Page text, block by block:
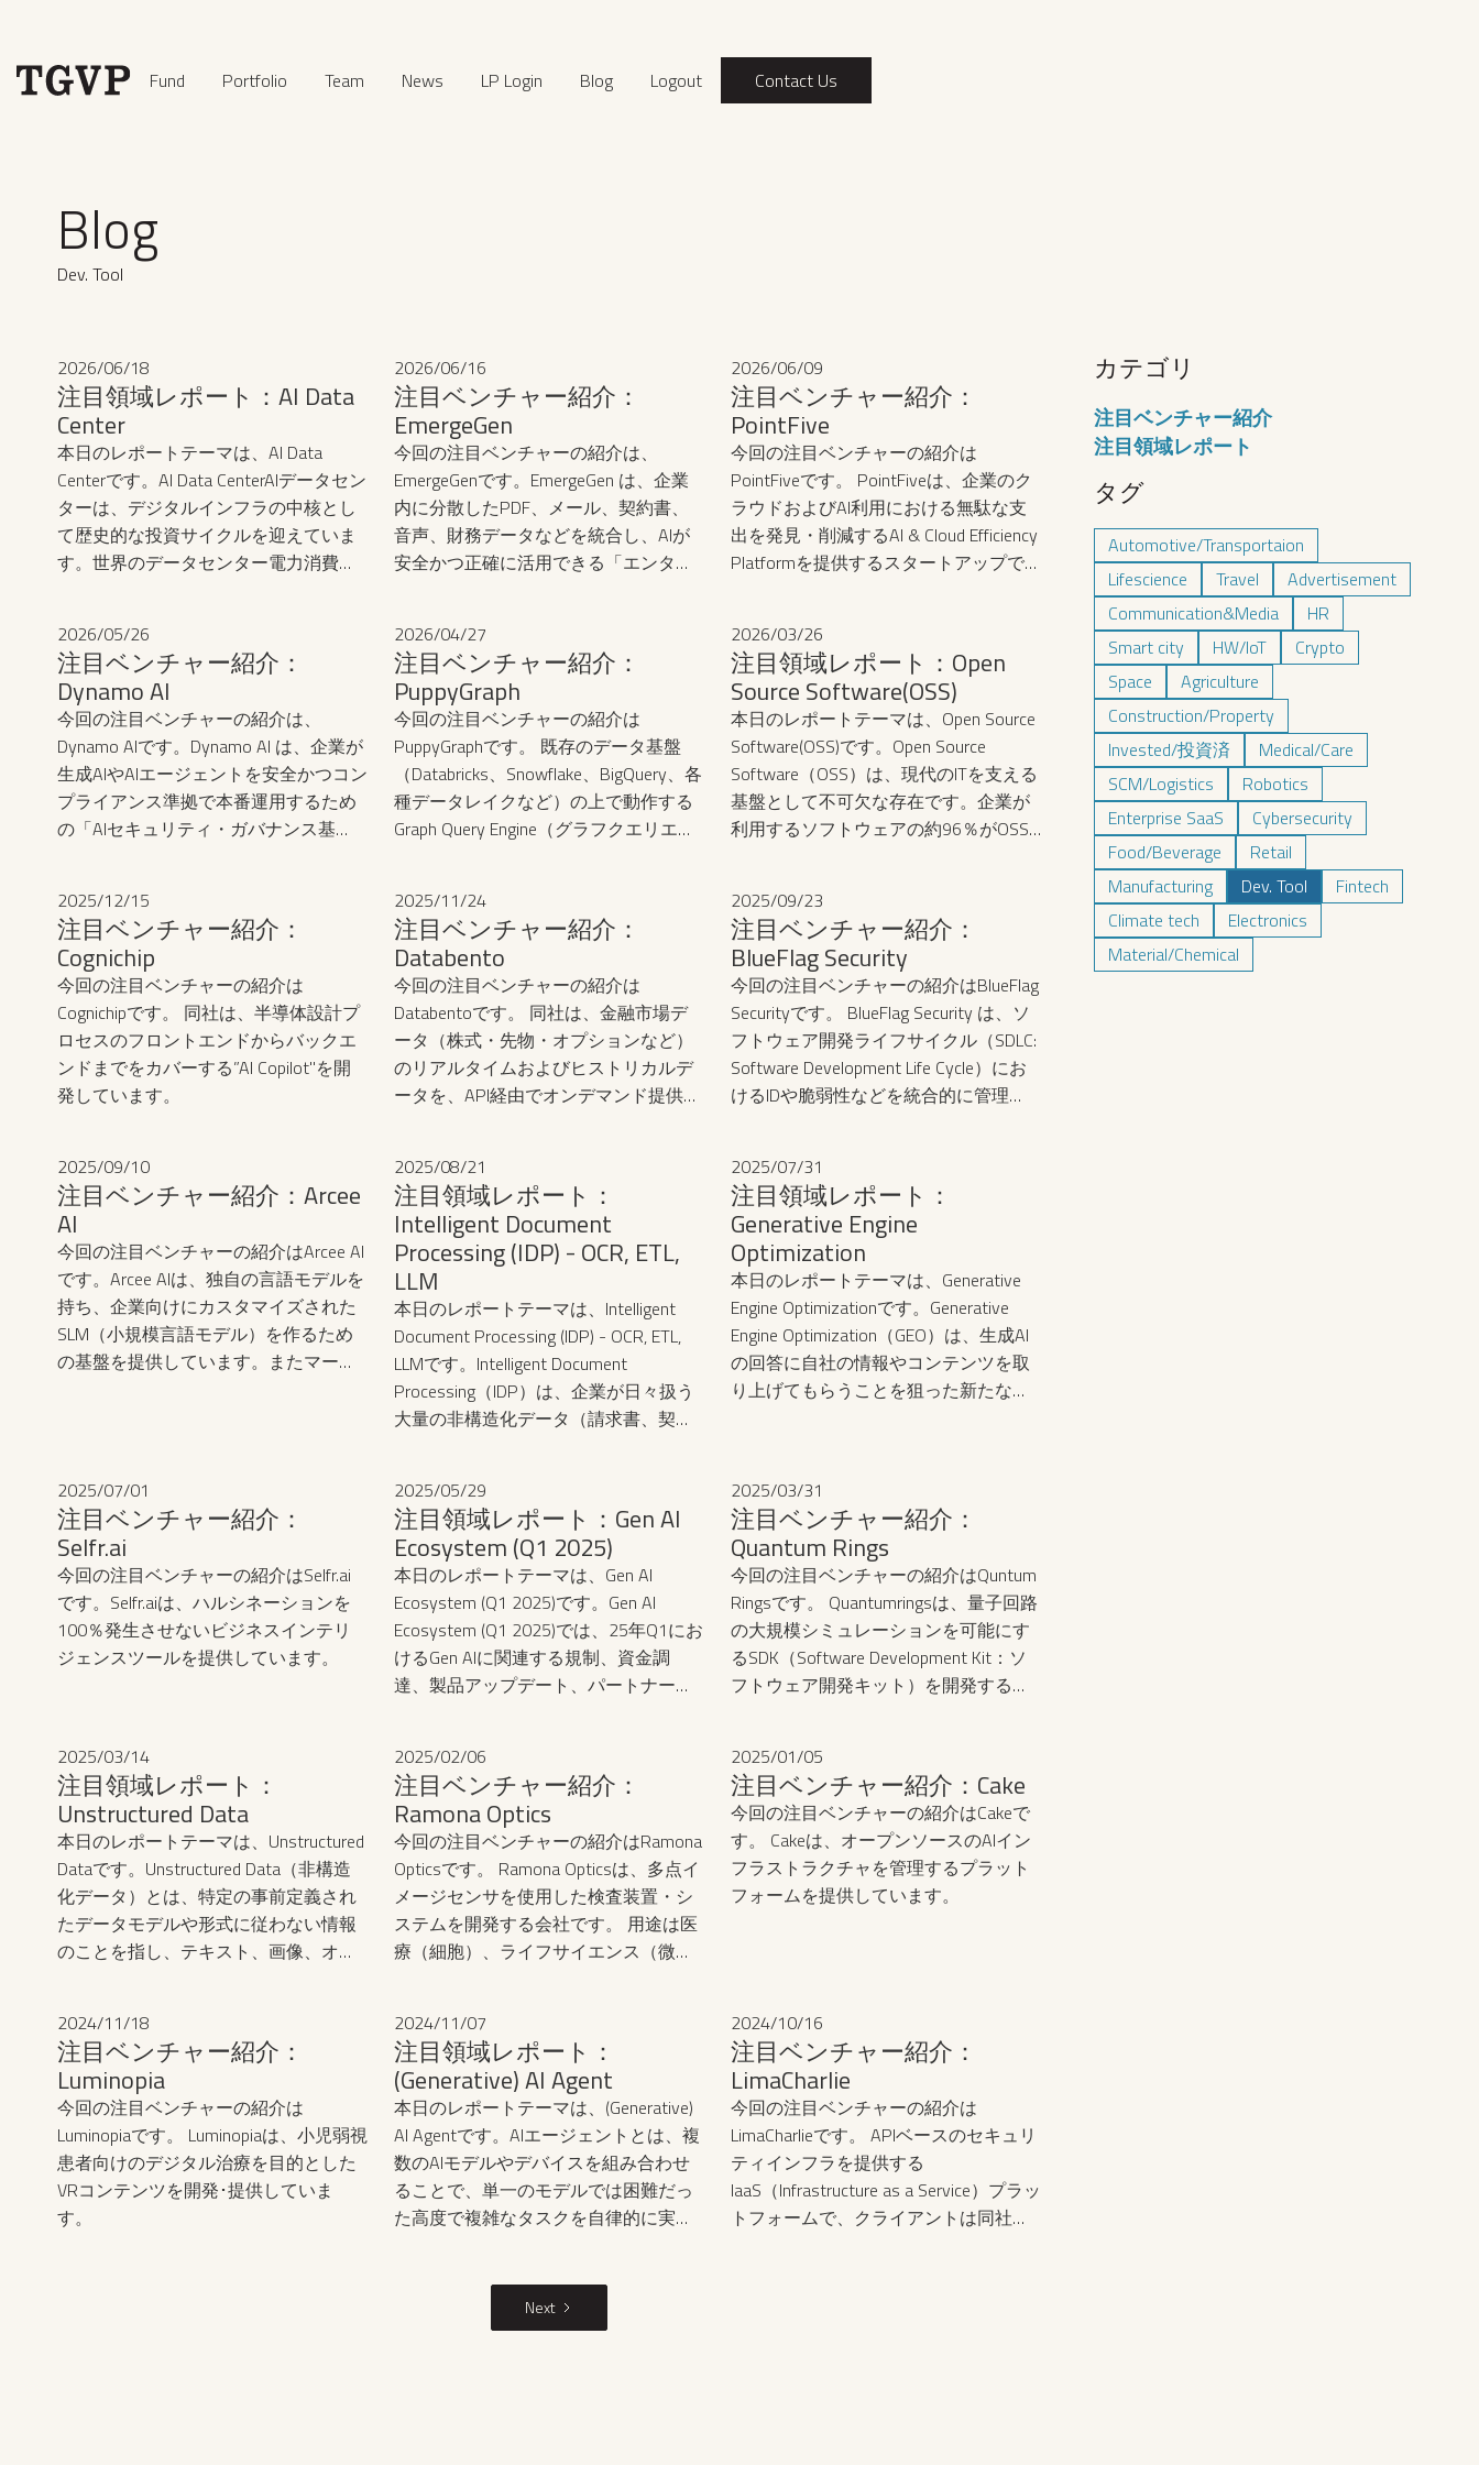
Fund Portfolio Team News LP Login Blog Logout Contact Us
Blog
Dev. Tool
2026/06/18
注目領域レポート：AI Data
Center
本日のレポートテーマは、AI Data
Centerです。‍AI Data CenterAIデータセン
ターは、デジタルインフラの中核とし
て歴史的な投資サイクルを迎えていま
す。世界のデータセンター電力消費量
待ち（5〜7年）や複雑な許認可、変圧
器の不足といった物理的・規制的な制
約が大きなボトルネックとなっていま
す。これに対し、データセンター敷地
内で自前で発電する「BYOP（Bring
Your Own Power）」への移行や、AIを
活用した認可手続きの自動化が進んで
います。また、従来の空冷では不十分
技術への完全移行も不可欠です。今後
は、資金力に加え、ロボティクスによ
る労働力不足の解消や、エネルギー経
済と物理資産をリアルタイムで統合管
理する「オーケストレーション能力」
を持つ企業に価値が集中すると予測さ
れます。
2026/06/16
注目ベンチャー紹介：
EmergeGen
今回の注目ベンチャーの紹介は、
EmergeGenです。EmergeGen は、企業
内に分散したPDF、メール、契約書、
音声、財務データなどを統合し、AIが
安全かつ正確に活用できる「エンター
2026/06/09
注目ベンチャー紹介：
PointFive
今回の注目ベンチャーの紹介は
PointFiveです。 PointFiveは、企業のク
ラウドおよびAI利用における無駄な支
出を発見・削減するAI & Cloud Efficiency
Platformを提供するスタートアップで
2026/05/26
注目ベンチャー紹介：
Dynamo AI
今回の注目ベンチャーの紹介は、
Dynamo AIです。Dynamo AI は、企業が
生成AIやAIエージェントを安全かつコン
プライアンス準拠で本番運用するため
の「AIセキュリティ・ガバナンス基
2026/04/27
注目ベンチャー紹介：
PuppyGraph
今回の注目ベンチャーの紹介は
PuppyGraphです。 既存のデータ基盤
（Databricks、Snowflake、BigQuery、各
種データレイクなど）の上で動作する
Graph Query Engine（グラフクエリエン
を可能にするプロダクトです。
2026/03/26
注目領域レポート：Open
Source Software(OSS)
本日のレポートテーマは、Open Source
Software(OSS)です。‍Open Source
Software（OSS）は、現代のITを支える
基盤として不可欠な存在です。企業が
利用するソフトウェアの約96％がOSS
デジタル公共インフラとしての役割を
強めています。一方で、優れたOSSを
クラウド企業が自社サービスとして活
用するフリーライドの問題が顕在化し
ています。これに対抗して、OSS開発
企業は商用利用を制限するライセンス
へ移行し、クラウド企業はフォークに
よって対応するなど、業界の分断が進
価値の源泉は人間が書くコードから、
データや計算資源へと移行しつつあり
ます。
2025/12/15
注目ベンチャー紹介：
Cognichip
今回の注目ベンチャーの紹介は
Cognichipです。 同社は、半導体設計プ
ロセスのフロントエンドからバックエ
ンドまでをカバーする”AI Copilot"を開
発しています。
2025/11/24
注目ベンチャー紹介：
Databento
今回の注目ベンチャーの紹介は
Databentoです。 同社は、金融市場デ
ータ（株式・先物・オプションなど）
のリアルタイムおよびヒストリカルデ
ータを、API経由でオンデマンド提供す
2025/09/23
注目ベンチャー紹介：
BlueFlag Security
今回の注目ベンチャーの紹介はBlueFlag
Securityです。 BlueFlag Security は、ソ
フトウェア開発ライフサイクル（SDLC:
Software Development Life Cycle）にお
けるIDや脆弱性などを統合的に管理
す。
2025/09/10
注目ベンチャー紹介：Arcee
AI
今回の注目ベンチャーの紹介はArcee AI
です。Arcee AIは、独自の言語モデルを
持ち、企業向けにカスタマイズされた
SLM（小規模言語モデル）を作るため
の基盤を提供しています。またマージ
2025/08/21
注目領域レポート：
Intelligent Document
Processing (IDP) - OCR, ETL,
LLM
本日のレポートテーマは、Intelligent
Document Processing (IDP) - OCR, ETL,
LLMです。‍Intelligent Document
Processing（IDP）は、企業が日々扱う
大量の非構造化データ（請求書、契約
です。まずOCR（光学文字認識）によ
り紙やPDFといったアナログ情報をテ
キストデータに変換します。次に
ETL（Extract, Transform, Load）のプロセ
スで、抽出したデータを整形・クレン
ジングし、既存のシステムやデータベ
ースに統合します。さらに近年は
LLM（大規模言語モデル）を組み合わ
スク検知、意思決定支援など高度な処
理が可能になっています。これによ
り、人手による入力やチェック作業を
大幅に削減し、業務効率と精度の向上
を同時に実現できる点が大きな特徴で
す。IDPは金融、保険、製造、医療など
幅広い業界で導入が進んでおり、デジ
タルトランスフォーメーションを加速
させる重要な基盤技術となっていま
2025/07/31
注目領域レポート：
Generative Engine
Optimization
本日のレポートテーマは、Generative
Engine Optimizationです。‍Generative
Engine Optimization（GEO）は、生成AI
の回答に自社の情報やコンテンツを取
り上げてもらうことを狙った新たな最
検索結果ページの上位に表示されクリ
ックを獲得することを目的としていた
のに対し、GEOはChatGPTやClaudeなど
の生成AIが生成する回答そのものに自
社のコンテンツが引用・参照されるこ
とを目指します。GEOはAIの回答に直接
名前が上がることを競うアプローチで
す。AIにとって信頼できる知識源とし
評価基準や対策は従来のSEOとは異な
るものになっています。
2025/07/01
注目ベンチャー紹介：
Selfr.ai
今回の注目ベンチャーの紹介はSelfr.ai
です。Selfr.aiは、ハルシネーションを
100％発生させないビジネスインテリ
ジェンスツールを提供しています。
2025/05/29
注目領域レポート：Gen AI
Ecosystem (Q1 2025)
本日のレポートテーマは、Gen AI
Ecosystem (Q1 2025)です。‍Gen AI
Ecosystem (Q1 2025)では、25年Q1にお
けるGen AIに関連する規制、資金調
達、製品アップデート、パートナーシ
の国のAIに関する動きも活発になって
おり、Gen AIを取り巻く環境は常に変
化をしています。日本も世界一AIフレ
ンドリーな国を目指すことをAIホワイ
トペーパー2024でまとめており、引き
続き活発な市場環境が予測されます。
一方で、アメリカの輸出規制や、AIモ
デルのトレーニングと著作権の問題、
在し、AIの規制と発展のバランスを取
ることが議論されています。
2025/03/31
注目ベンチャー紹介：
Quantum Rings
今回の注目ベンチャーの紹介はQuntum
Ringsです。 Quantumringsは、量子回路
の大規模シミュレーションを可能にす
るSDK（Software Development Kit：ソ
フトウェア開発キット）を開発する量
2025/03/14
注目領域レポート：
Unstructured Data
本日のレポートテーマは、Unstructured
Dataです。‍Unstructured Data（非構造
化データ）とは、特定の事前定義され
たデータモデルや形式に従わない情報
のことを指し、テキスト、画像、オー
ですが、処理、分析が複雑になりま
す。現在のデータ駆動型のビジネス環
境では、非構造化データは重要な役割
を果たしており、非構造化データはす
べてのデジタルデータの約80〜90%を
占め、指数関数的に増加しています。
非構造化データを効果的に活用する能
力は、企業に大きな競争優位性をもた
2025/02/06
注目ベンチャー紹介：
Ramona Optics
今回の注目ベンチャーの紹介はRamona
Opticsです。 Ramona Opticsは、多点イ
メージセンサを使用した検査装置・シ
ステムを開発する会社です。 用途は医
療（細胞）、ライフサイエンス（微生
2025/01/05
注目ベンチャー紹介：Cake
今回の注目ベンチャーの紹介はCakeで
す。 Cakeは、オープンソースのAIイン
フラストラクチャを管理するプラット
フォームを提供しています。
2024/11/18
注目ベンチャー紹介：
Luminopia
今回の注目ベンチャーの紹介は
Luminopiaです。 Luminopiaは、小児弱視
患者向けのデジタル治療を目的とした
VRコンテンツを開発･提供していま
す。
2024/11/07
注目領域レポート：
(Generative) AI Agent
本日のレポートテーマは、(Generative)
AI Agentです。‍AIエージェントとは、複
数のAIモデルやデバイスを組み合わせ
ることで、単一のモデルでは困難だっ
た高度で複雑なタスクを自律的に実行
てタスクをこなしてくれるのが「AIエ
ージェント」です。 企業がAIエージェ
2024/10/16
注目ベンチャー紹介：
LimaCharlie
今回の注目ベンチャーの紹介は
LimaCharlieです。 APIベースのセキュリ
ティインフラを提供する
IaaS（Infrastructure as a Service）プラッ
トフォームで、クライアントは同社プ
Next
カテゴリ
注目ベンチャー紹介
注目領域レポート
タグ
Automotive/Transportaion
Lifescience
Travel
Advertisement
Communication&Media
HR
Smart city
HW/IoT
Crypto
Space
Agriculture
Construction/Property
Invested/投資済
Medical/Care
SCM/Logistics
Robotics
Enterprise SaaS
Cybersecurity
Food/Beverage
Retail
Manufacturing
Dev. Tool
Fintech
Climate tech
Electronics
Material/Chemical